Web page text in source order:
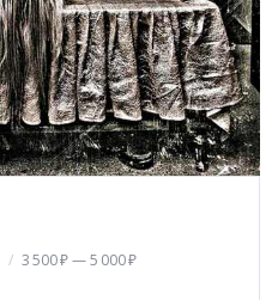
3 500 ₽ — 5 000 ₽